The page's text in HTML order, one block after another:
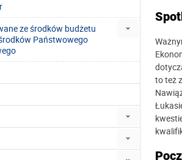
to też
ze środków budżetu
Państwowego